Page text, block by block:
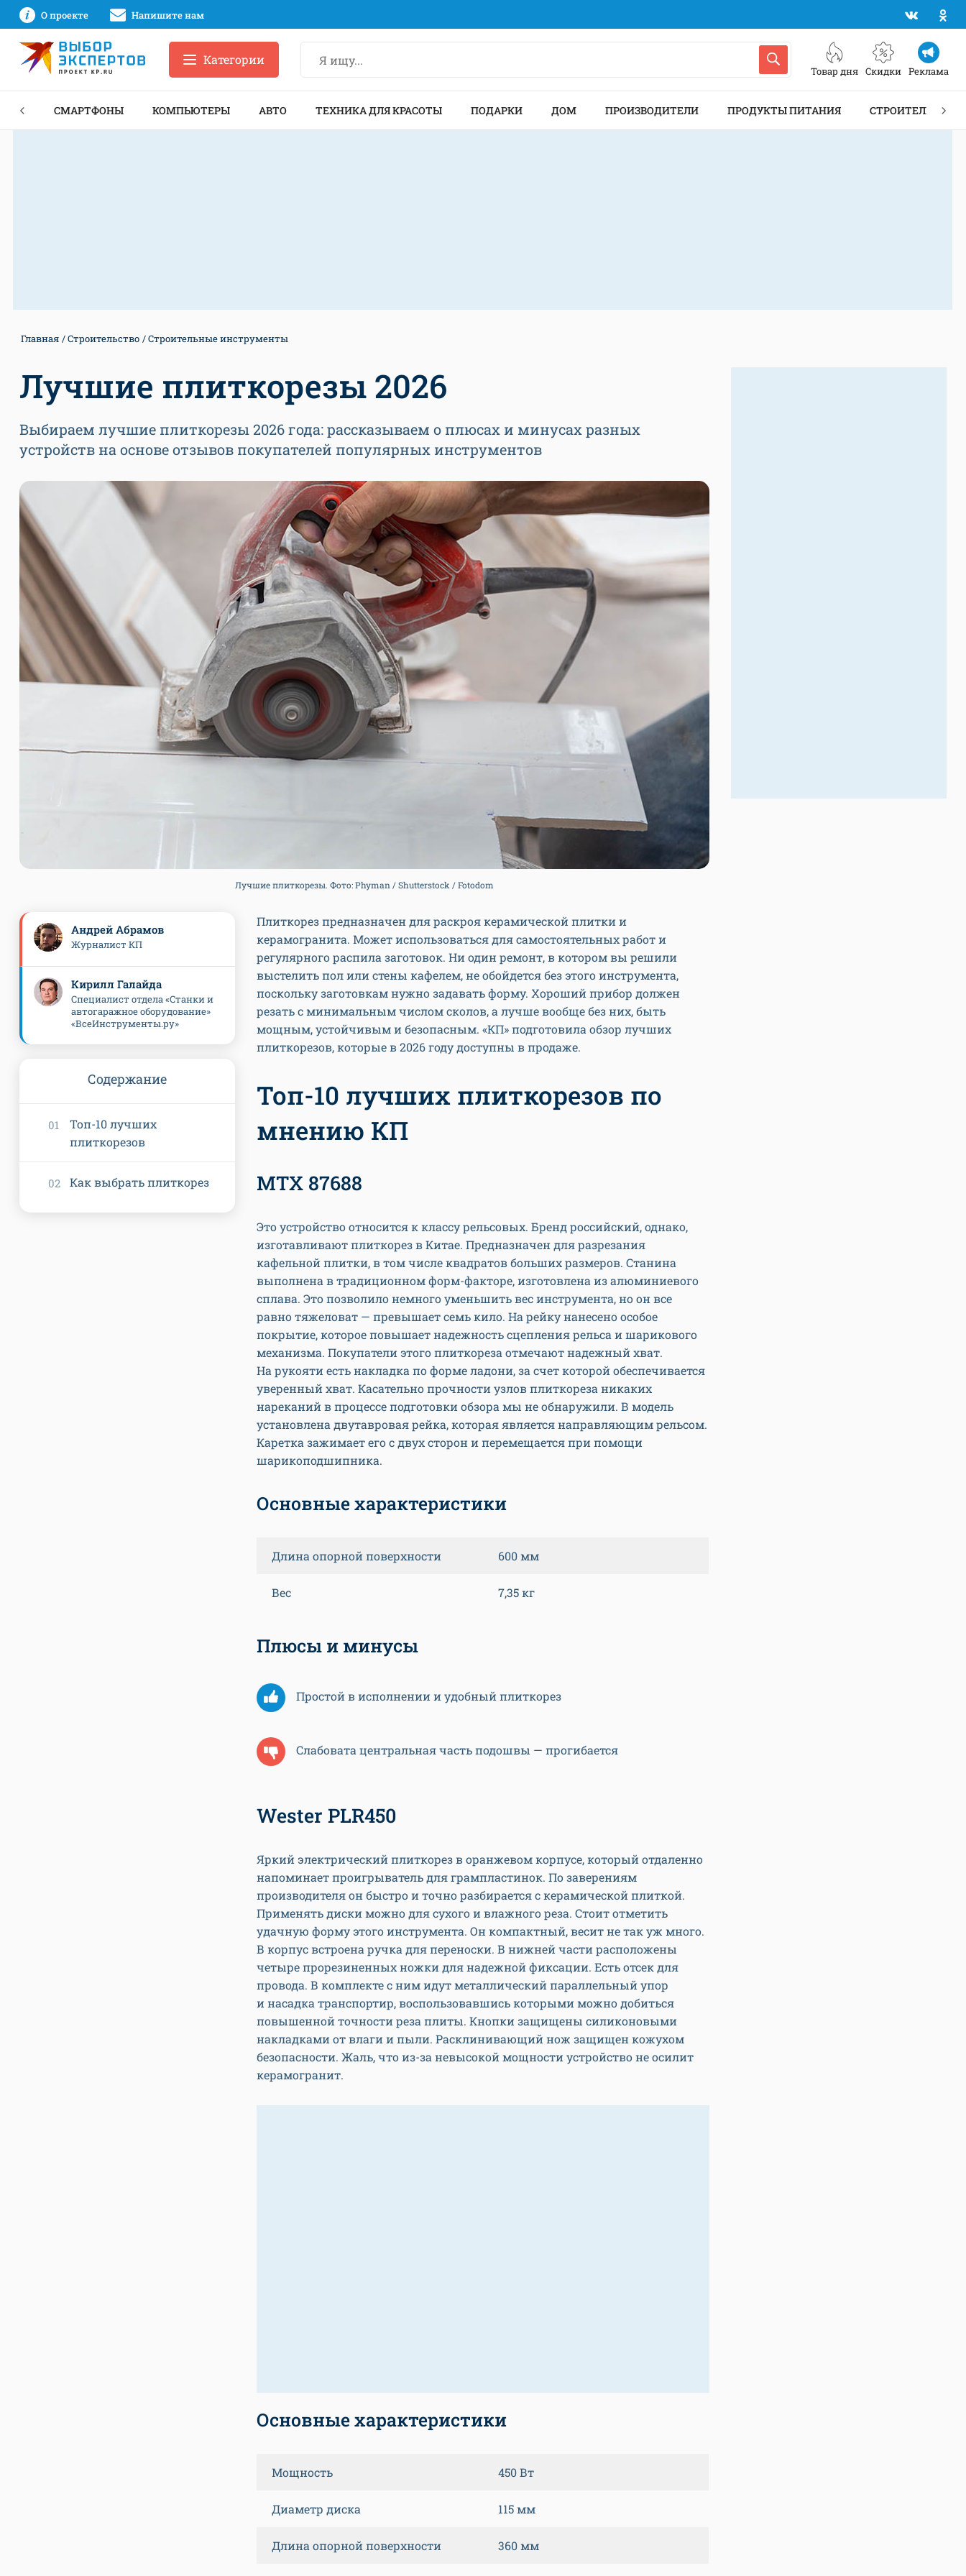
О проекте Напишите нам
Товар дня Скидки Реклама
Категории
СМАРТФОНЫ КОМПЬЮТЕРЫ АВТО ТЕХНИКА ДЛЯ КРАСОТЫ ПОДАРКИ ДОМ ПРОИЗВОДИТЕЛИ ПРОДУКТЫ ПИТАНИЯ СТРОИТЕЛЬСТВО
Главная Строительство Строительные инструменты
Лучшие плиткорезы 2026
Выбираем лучшие плиткорезы 2026 года: рассказываем о плюсах и минусах разных
устройств на основе отзывов покупателей популярных инструментов
Лучшие плиткорезы. Фото: Phyman / Shutterstock / Fotodom
Плиткорез предназначен для раскроя керамической плитки и
керамогранита. Может использоваться для самостоятельных работ и
регулярного распила заготовок. Ни один ремонт, в котором вы решили
выстелить пол или стены кафелем, не обойдется без этого инструмента,
поскольку заготовкам нужно задавать форму. Хороший прибор должен
резать с минимальным числом сколов, а лучше вообще без них, быть
мощным, устойчивым и безопасным. «КП» подготовила обзор лучших
плиткорезов, которые в 2026 году доступны в продаже.
Топ-10 лучших плиткорезов по
мнению КП
MTX 87688
Это устройство относится к классу рельсовых. Бренд российский, однако,
изготавливают плиткорез в Китае. Предназначен для разрезания
кафельной плитки, в том числе квадратов больших размеров. Станина
выполнена в традиционном форм-факторе, изготовлена из алюминиевого
сплава. Это позволило немного уменьшить вес инструмента, но он все
равно тяжеловат — превышает семь кило. На рейку нанесено особое
покрытие, которое повышает надежность сцепления рельса и шарикового
механизма. Покупатели этого плиткореза отмечают надежный хват.
На рукояти есть накладка по форме ладони, за счет которой обеспечивается
уверенный хват. Касательно прочности узлов плиткореза никаких
нареканий в процессе подготовки обзора мы не обнаружили. В модель
установлена двутавровая рейка, которая является направляющим рельсом.
Каретка зажимает его с двух сторон и перемещается при помощи
шарикоподшипника.
Основные характеристики
Длина опорной поверхности 600 мм
Вес 7,35 кг
Плюсы и минусы
Простой в исполнении и удобный плиткорез
Слабовата центральная часть подошвы — прогибается
Wester PLR450
Яркий электрический плиткорез в оранжевом корпусе, который отдаленно
напоминает проигрыватель для грампластинок. По заверениям
производителя он быстро и точно разбирается с керамической плиткой.
Применять диски можно для сухого и влажного реза. Стоит отметить
удачную форму этого инструмента. Он компактный, весит не так уж много.
В корпус встроена ручка для переноски. В нижней части расположены
четыре прорезиненных ножки для надежной фиксации. Есть отсек для
провода. В комплекте с ним идут металлический параллельный упор
и насадка транспортир, воспользовавшись которыми можно добиться
повышенной точности реза плиты. Кнопки защищены силиконовыми
накладками от влаги и пыли. Расклинивающий нож защищен кожухом
безопасности. Жаль, что из-за невысокой мощности устройство не осилит
керамогранит.
Основные характеристики
Мощность 450 Вт
Диаметр диска 115 мм
Длина опорной поверхности 360 мм
Андрей Абрамов
Журналист КП
Кирилл Галайда
Специалист отдела «Станки и
автогаражное оборудование»
«ВсеИнструменты.ру»
Содержание
Топ-10 лучших
плиткорезов
Как выбрать плиткорез